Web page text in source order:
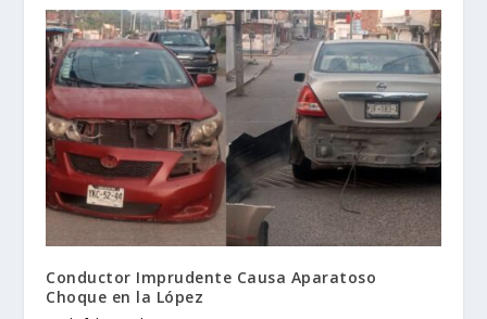
Conductor Imprudente Causa Aparatoso
Choque en la López